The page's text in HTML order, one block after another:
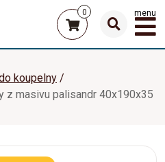
0 menu
koupelny
z masivu palisandr 40x190x35